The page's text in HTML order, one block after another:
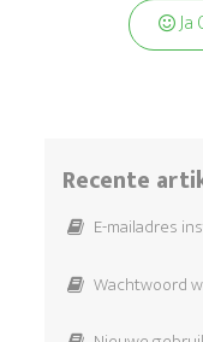
Ja
Recente
E-mailadres
Wachtwoord